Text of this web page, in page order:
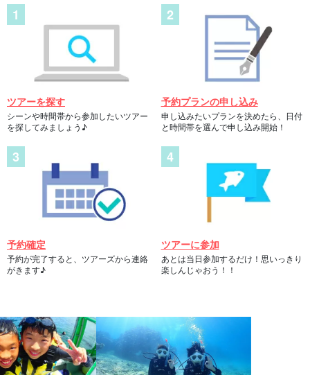
ツアーを探す
シーンや時間帯から参加したいツアー
を探してみましょう♪
予約プランの申し込み
申し込みたいプランを決めたら、日付
と時間帯を選んで申し込み開始！
予約確定
予約が完了すると、ツアーズから連絡
がきます♪
ツアーに参加
あとは当日参加するだけ！思いっきり
楽しんじゃおう！！